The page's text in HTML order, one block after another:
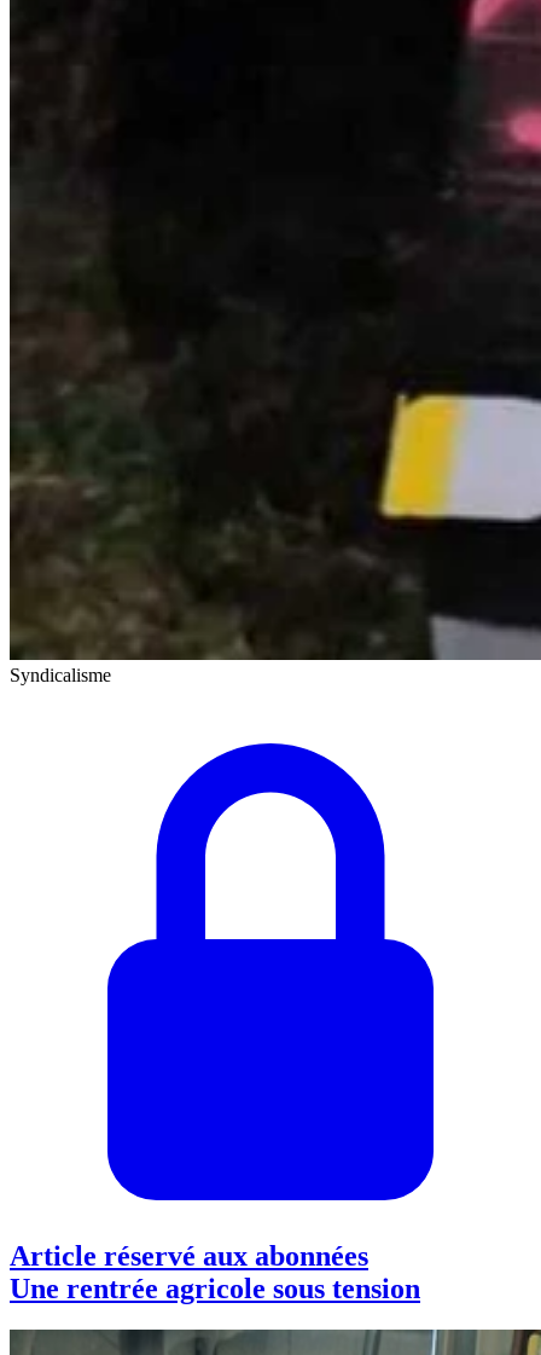
Syndicalisme
Article réservé aux abonnées
Une rentrée agricole sous tension